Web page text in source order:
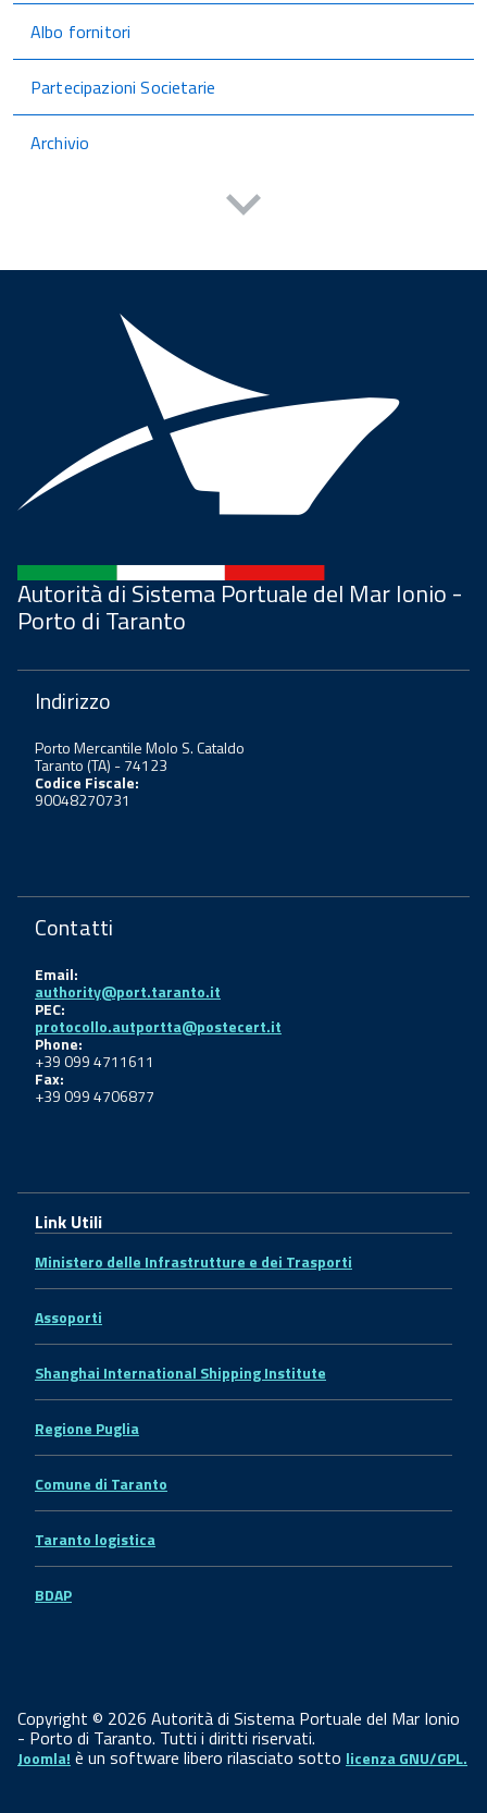
Albo fornitori
Partecipazioni Societarie
Archivio
Autorità di Sistema Portuale del Mar Ionio -
Porto di Taranto
Indirizzo
Porto Mercantile Molo S. Cataldo
Taranto (TA) - 74123
Codice Fiscale:
90048270731
Contatti
Email:
authority@port.taranto.it
PEC:
protocollo.autportta@postecert.it
Phone:
+39 099 4711611
Fax:
+39 099 4706877
Link Utili
Ministero delle Infrastrutture e dei Trasporti
Assoporti
Shanghai International Shipping Institute
Regione Puglia
Comune di Taranto
Taranto logistica
BDAP
Copyright © 2026 Autorità di Sistema Portuale del Mar Ionio
- Porto di Taranto. Tutti i diritti riservati.
Joomla! è un software libero rilasciato sotto licenza GNU/GPL.